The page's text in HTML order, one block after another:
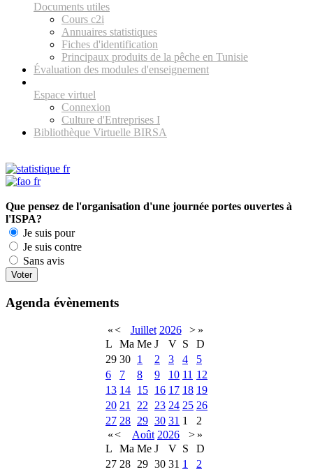
Documents utiles
Cours c2i
Annuaires statistiques
Fiches d'identification
Principaux produits de la pêche en Tunisie
Évaluation des modules d'enseignement
Espace virtuel
Connexion
Culture d'Entreprises I
Bibliothèque Virtuelle BIRSA
Que pensez de l'organisation d'une journée portes ouvertes à
l'ISPA?
Je suis pour
Je suis contre
Sans avis
Agenda évènements
«< Juillet 2026 > »
L
Ma Me J V S
D
29 30 1 2 3 4
5
6
7 8 9 10 11 12
13 14 15 16 17 18 19
20 21 22 23 24 25 26
27 28 29 30 31 1
2
«< Août 2026 > »
L
Ma Me J V S
D
27 28 29 30 31 1
2